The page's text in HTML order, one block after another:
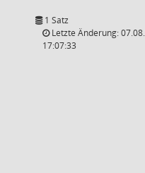
1 Satz
Letzte Änderung:
17:07:33